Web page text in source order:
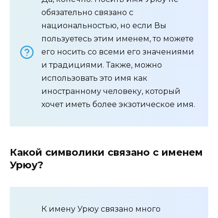
обязательно связано с
национальностью, но если Вы
пользуетесь этим именем, то можете
его носить со всеми его значениями
и традициями. Также, можно
использовать это имя как
иностранному человеку, который
хочет иметь более экзотическое имя.
Какой символики связано с именем
Урюу?
К имену Урюу связано много